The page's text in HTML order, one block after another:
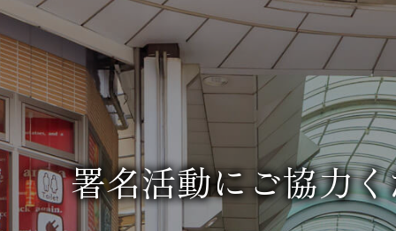
署名活動にご協力